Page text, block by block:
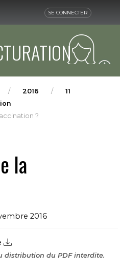
SE CONNECTER
2016
11
?
la
2016
distribution du PDF interdite.